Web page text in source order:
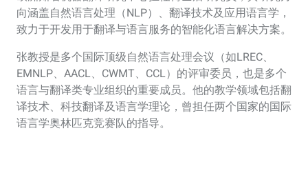
向涵盖自然语言处理（NLP）、翻译技术及应用语言学，
致力于开发用于翻译与语言服务的智能化语言解决方案。
张教授是多个国际顶级自然语言处理会议（如LREC、
EMNLP、AACL、CWMT、CCL）的评审委员，也是多个
语言与翻译类专业组织的重要成员。他的教学领域包括翻
译技术、科技翻译及语言学理论，曾担任两个国家的国际
语言学奥林匹克竞赛队的指导。